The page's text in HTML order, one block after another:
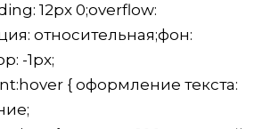
12px 0;overflow:
относительная;фон:
-1px;
{ оформление текста: